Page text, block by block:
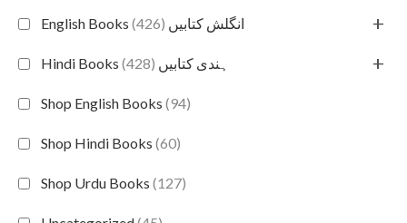
English Books انگلش کتابیں (426) +
Hindi Books ہندی کتابیں (428) +
Shop English Books (94)
Shop Hindi Books (60)
Shop Urdu Books (127)